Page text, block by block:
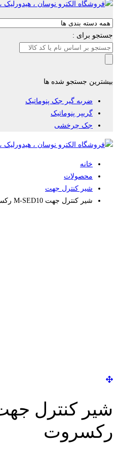
جستجو برای :
بیشترین جستجو شده ها
ضربه گیر جک پنوماتیک
گریپر پنوماتیک
جک چرخشی
خانه
محصولات
شیر کنترل جهت
شیر کنترل جهت M-SED10 رکسروت
رکسروت